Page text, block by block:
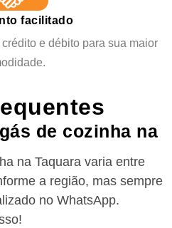
facilitado
e débito para sua maior
de cozinha na
na Taquara varia entre
a região, mas sempre
no WhatsApp.